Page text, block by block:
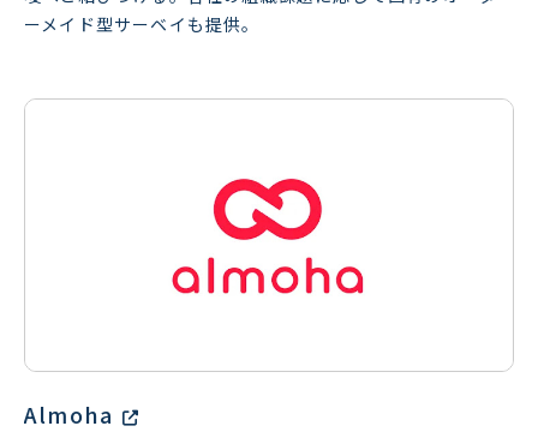
ーメイド型サーベイも提供。
Almoha